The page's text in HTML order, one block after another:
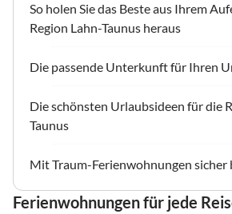
So holen Sie das Beste aus Ihrem
Region Lahn-Taunus heraus
Die passende Unterkunft für Ihren
Die schönsten Urlaubsideen für die
Taunus
Mit Traum-Ferienwohnungen sicher
Ferienwohnungen für jede